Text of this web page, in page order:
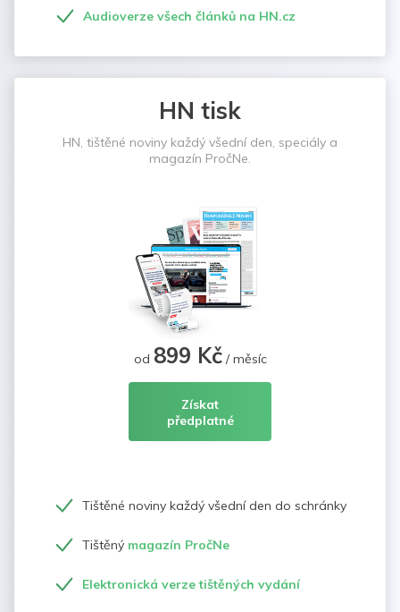
Audioverze všech článků na HN.cz
HN tisk
HN, tištěné noviny každý všední den, speciály a
magazín PročNe.
od 899 Kč/ měsíc
Získat
předplatné
Tištěné noviny každý všední den do schránky
Tištěný magazín PročNe
Elektronická verze tištěných vydání